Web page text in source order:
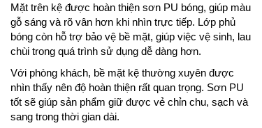
Mặt trên kệ được hoàn thiện sơn PU bóng, giúp màu
gỗ sáng và rõ vân hơn khi nhìn trực tiếp. Lớp phủ
bóng còn hỗ trợ bảo vệ bề mặt, giúp việc vệ sinh, lau
chùi trong quá trình sử dụng dễ dàng hơn.
Với phòng khách, bề mặt kệ thường xuyên được
nhìn thấy nên độ hoàn thiện rất quan trọng. Sơn PU
tốt sẽ giúp sản phẩm giữ được vẻ chỉn chu, sạch và
sang trong thời gian dài.